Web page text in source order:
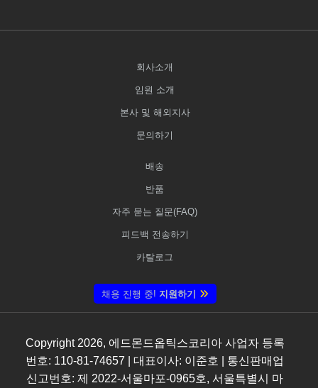
회사소개
임원 소개
본사 및 해외지사
문의하기
배송
반품
자주 묻는 질문(FAQ)
피드백 전송하기
카탈로그
채용 진행 중! 지원하기
Copyright 2026, 에드몬드옵틱스코리아 사업자 등록
번호: 110-81-74657 | 대표이사: 이준호 | 통신판매업
신고번호: 제 2022-서울마포-0965호, 서울특별시 마